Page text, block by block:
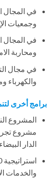
في المجال
وجمعيات
في المجال
ومحاربة
في مجال
والكهرباء
برامج أخرى
المشروع
مشروع
الدار
والخدمات